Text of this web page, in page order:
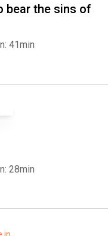
bear the sins of
41min
28min